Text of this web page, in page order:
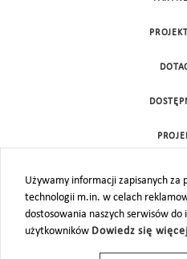
Używamy informacji zapisanych za
technologii m.in. w celach
dostosowania naszych serwisów
użytkowników Dowiedz się więcej
MAPA